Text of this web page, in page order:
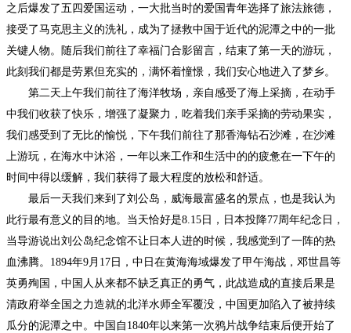
之后爆发了五四爱国运动，一大批当时的爱国青年选择了旅法旅德，
接受了马克思主义的洗礼，成为了拯救中国于近代的泥潭之中的一批
关键人物。随后我们前往了幸福门合影留言，结束了第一天的游玩，
此刻我们都是劳累但充实的，满怀着憧憬，我们安心地进入了梦乡。
第二天上午我们前往了海洋牧场，亲自感受了海上采摘，在动手
中我们收获了快乐，增强了凝聚力，吃着我们亲手采摘的劳动果实，
我们感受到了无比的愉悦，下午我们前往了那香海钻石沙滩，在沙滩
上游玩，在海水中沐浴，一年以来工作和生活中的的疲惫在一下午的
时间中得以缓解，我们获得了最大程度的放松和舒适。
最后一天我们来到了刘公岛，威海最富盛名的景点，也是我认为
此行最有意义的目的地。当天恰好是8.15日，日本投降77周年纪念日，
当导游说出刘公岛纪念馆不让日本人进的时候，我感觉到了一阵的热
血沸腾。1894年9月17日，中日在黄海海域爆发了甲午海战，邓世昌等
英勇殉国，中国人从来都不缺乏真正的勇气，此战造成的直接后果是
清政府举全国之力造就的北洋水师全军覆没，中国更加陷入了被持续
瓜分的泥潭之中。中国自1840年以来第一次鸦片战争结束后便开始了